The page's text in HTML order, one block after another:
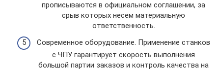
прописываются в официальном соглашении, за
срыв которых несем материальную
ответственность.
Современное оборудование. Применение станков
с ЧПУ гарантирует скорость выполнения
большой партии заказов и контроль качества на